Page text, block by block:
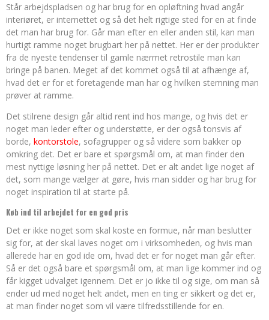
Står arbejdspladsen og har brug for en opløftning hvad angår
interiøret, er internettet og så det helt rigtige sted for en at finde
det man har brug for. Går man efter en eller anden stil, kan man
hurtigt ramme noget brugbart her på nettet. Her er der produkter
fra de nyeste tendenser til gamle nærmet retrostile man kan
bringe på banen. Meget af det kommet også til at afhænge af,
hvad det er for et foretagende man har og hvilken stemning man
prøver at ramme.
Det stilrene design går altid rent ind hos mange, og hvis det er
noget man leder efter og understøtte, er der også tonsvis af
borde, kontorstole, sofagrupper og så videre som bakker op
omkring det. Det er bare et spørgsmål om, at man finder den
mest nyttige løsning her på nettet. Det er alt andet lige noget af
det, som mange vælger at gøre, hvis man sidder og har brug for
noget inspiration til at starte på.
Køb ind til arbejdet for en god pris
Det er ikke noget som skal koste en formue, når man beslutter
sig for, at der skal laves noget om i virksomheden, og hvis man
allerede har en god ide om, hvad det er for noget man går efter.
Så er det også bare et spørgsmål om, at man lige kommer ind og
får kigget udvalget igennem. Det er jo ikke til og sige, om man så
ender ud med noget helt andet, men en ting er sikkert og det er,
at man finder noget som vil være tilfredsstillende for en.